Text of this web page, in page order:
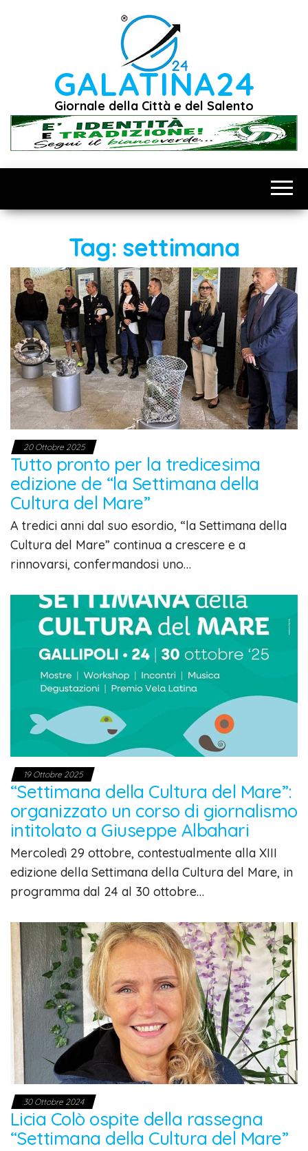
GALATINA24
Giornale della Città e del Salento
Tag:settimana
20 Ottobre 2025
Tutto pronto per la tredicesima
edizione de “la Settimana della
Cultura del Mare”
A tredici anni dal suo esordio, “la Settimana della
Cultura del Mare” continua a crescere e a
rinnovarsi, confermandosi uno…
19 Ottobre 2025
“Settimana della Cultura del Mare”:
organizzato un corso di giornalismo
intitolato a Giuseppe Albahari
Mercoledì 29 ottobre, contestualmente alla XIII
edizione della Settimana della Cultura del Mare, in
programma dal 24 al 30 ottobre…
30 Ottobre 2024
Licia Colò ospite della rassegna
“Settimana della Cultura del Mare”